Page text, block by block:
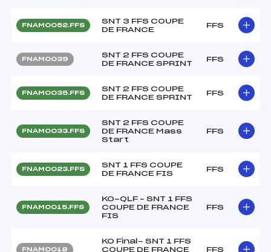
FNAM0052.FFS
SNT 3 FFS COUPE
DE FRANCE
FFS
FNAM0039
SNT 2 FFS COUPE
DE FRANCE SPRINT
FFS
FNAM0035.FFS
SNT 2 FFS COUPE
DE FRANCE SPRINT
FFS
FNAM0033.FFS
SNT 2 FFS COUPE
DE FRANCE Mass
Start
FFS
FNAM0023.FFS
SNT 1 FFS COUPE
DE FRANCE FIS
FFS
FNAM0015.FFS
KO-QLF – SNT 1 FFS
COUPE DE FRANCE
FIS
FFS
FNAM0018
KO Final- SNT 1 FFS
COUPE DE FRANCE
FFS